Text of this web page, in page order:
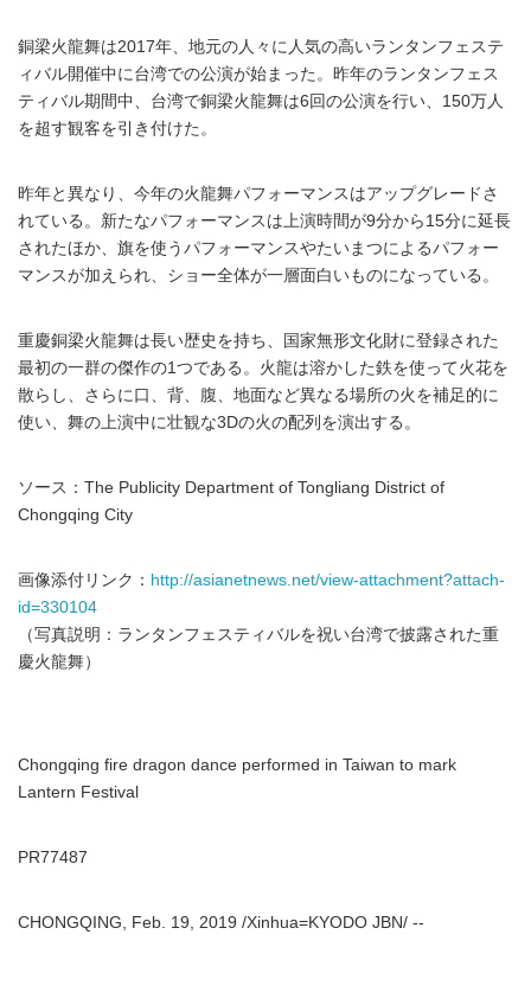
銅梁火龍舞は2017年、地元の人々に人気の高いランタンフェステ
ィバル開催中に台湾での公演が始まった。昨年のランタンフェス
ティバル期間中、台湾で銅梁火龍舞は6回の公演を行い、150万人
を超す観客を引き付けた。
昨年と異なり、今年の火龍舞パフォーマンスはアップグレードさ
れている。新たなパフォーマンスは上演時間が9分から15分に延長
されたほか、旗を使うパフォーマンスやたいまつによるパフォー
マンスが加えられ、ショー全体が一層面白いものになっている。
重慶銅梁火龍舞は長い歴史を持ち、国家無形文化財に登録された
最初の一群の傑作の1つである。火龍は溶かした鉄を使って火花を
散らし、さらに口、背、腹、地面など異なる場所の火を補足的に
使い、舞の上演中に壮観な3Dの火の配列を演出する。
ソース：The Publicity Department of Tongliang District of
Chongqing City
画像添付リンク： http://asianetnews.net/view-attachment?attach-
id=330104
（写真説明：ランタンフェスティバルを祝い台湾で披露された重
慶火龍舞）
Chongqing fire dragon dance performed in Taiwan to mark
Lantern Festival
PR77487
CHONGQING, Feb. 19, 2019 /Xinhua=KYODO JBN/ --